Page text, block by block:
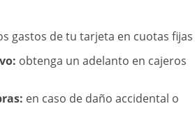
gastos de tu tarjeta en cuotas fijas
obtenga un adelanto en cajeros
en caso de daño accidental o